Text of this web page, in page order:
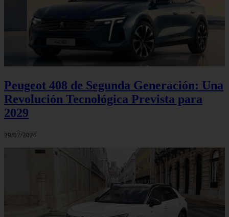
Peugeot 408 de Segunda Generación: Una
Revolución Tecnológica Prevista para
2029
29/07/2026